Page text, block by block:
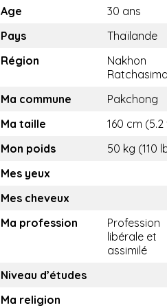
Age
30 ans
Pays
Thaïlande
Région
Nakhon
Ratchasima
Ma commune
Pakchong
Ma taille
160 cm
Mon poids
50 kg (110
Mes yeux
Mes cheveux
Ma profession
Profession
libérale et
assimilé
Niveau d’études
Ma religion